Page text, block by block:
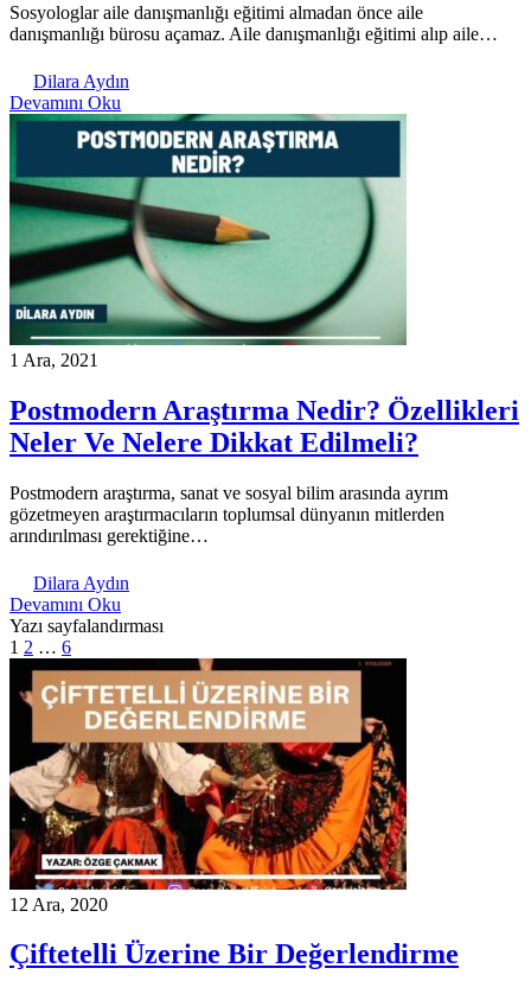
Sosyologlar aile danışmanlığı eğitimi almadan önce aile
danışmanlığı bürosu açamaz. Aile danışmanlığı eğitimi alıp aile…
Dilara Aydın
Devamını Oku
1 Ara, 2021
Postmodern Araştırma Nedir? Özellikleri
Neler Ve Nelere Dikkat Edilmeli?
Postmodern araştırma, sanat ve sosyal bilim arasında ayrım
gözetmeyen araştırmacıların toplumsal dünyanın mitlerden
arındırılması gerektiğine…
Dilara Aydın
Devamını Oku
Yazı sayfalandırması
1 2 … 6
12 Ara, 2020
Çiftetelli Üzerine Bir Değerlendirme